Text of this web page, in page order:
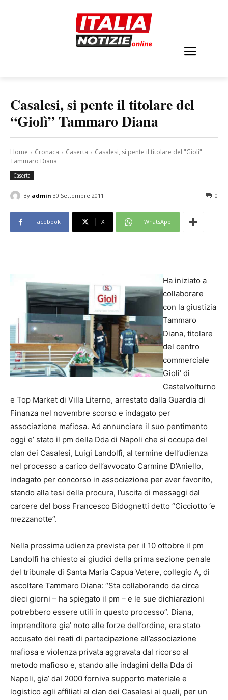
Casalesi, si pente il titolare del
“Giolì” Tammaro Diana
Home Cronaca Caserta
Casalesi, si pente il titolare del "Giolì"
Tammaro Diana
Caserta
By admin 30 Settembre 2011 0
Facebook X WhatsApp
Ha iniziato a
collaborare
con la giustizia
Tammaro
Diana, titolare
del centro
commerciale
Gioli’ di
Castelvolturno
e Top Market di Villa Literno, arrestato dalla Guardia di
Finanza nel novembre scorso e indagato per
associazione mafiosa. Ad annunciare il suo pentimento
oggi e’ stato il pm della Dda di Napoli che si occupa del
clan dei Casalesi, Luigi Landolfi, al termine dell’udienza
nel processo a carico dell’avvocato Carmine D’Aniello,
indagato per concorso in associazione per aver favorito,
stando alla tesi della procura, l’uscita di messaggi dal
carcere del boss Francesco Bidognetti detto “Cicciotto ‘e
mezzanotte”.
Nella prossima udienza prevista per il 10 ottobre il pm
Landolfi ha chiesto ai giudici della prima sezione penale
del tribunale di Santa Maria Capua Vetere, collegio A, di
ascoltare Tammaro Diana: “Sta collaborando da circa
dieci giorni – ha spiegato il pm – e le sue dichiarazioni
potrebbero essere utili in questo processo”. Diana,
imprenditore gia’ noto alle forze dell’ordine, era stato
accusato dei reati di partecipazione all’associazione
mafiosa e violenza privata aggravata dal ricorso al
metodo mafioso e, stando alle indagini della Dda di
Napoli, gia’ dal 2000 forniva supporto materiale e
logistico agli affiliati al clan dei Casalesi ai quali, per un